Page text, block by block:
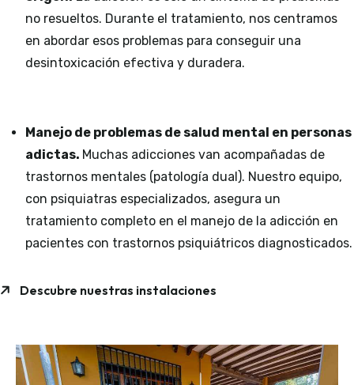
no resueltos. Durante el tratamiento, nos centramos
en abordar esos problemas para conseguir una
desintoxicación efectiva y duradera.
Manejo de problemas de salud mental en personas
adictas. Muchas adicciones van acompañadas de
trastornos mentales (patología dual). Nuestro equipo,
con psiquiatras especializados, asegura un
tratamiento completo en el manejo de la adicción en
pacientes con trastornos psiquiátricos diagnosticados.
Descubre nuestras instalaciones